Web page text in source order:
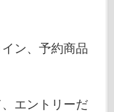
ン、予約商品
エントリーだ